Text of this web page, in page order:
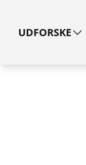
UDFORSKE